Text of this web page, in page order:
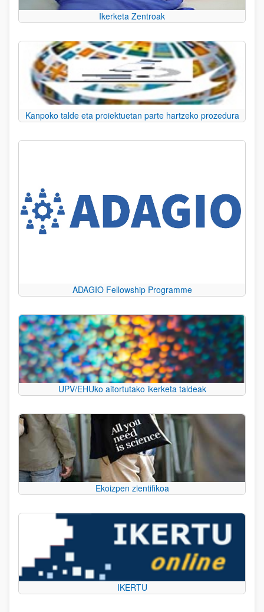
Ikerketa Zentroak
Kanpoko talde eta proiektuetan parte hartzeko prozedura
ADAGIO Fellowship Programme
UPV/EHUko aitortutako ikerketa taldeak
Ekoizpen zientifikoa
IKERTU